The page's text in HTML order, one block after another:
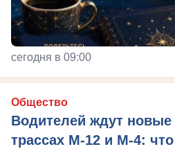
сегодня в 09:00
Общество
Водителей ждут
трассах М-12 и М-4: что